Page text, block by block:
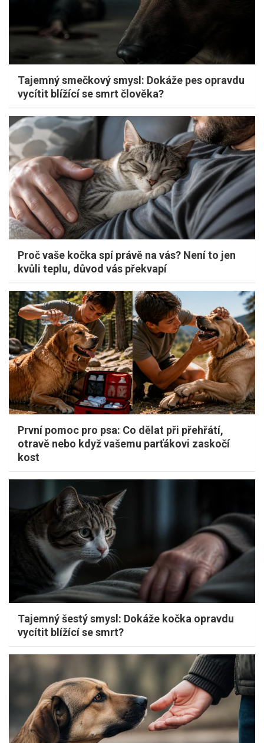
Tajemný smečkový smysl: Dokáže pes opravdu
vycítit blížící se smrt člověka?
Proč vaše kočka spí právě na vás? Není to jen
kvůli teplu, důvod vás překvapí
První pomoc pro psa: Co dělat při přehřátí,
otravě nebo když vašemu parťákovi zaskočí
kost
Tajemný šestý smysl: Dokáže kočka opravdu
vycítit blížící se smrt?